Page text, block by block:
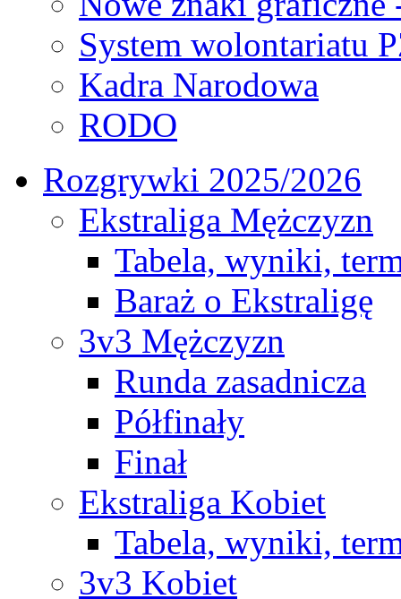
System wolontariatu
Kadra Narodowa
RODO
Rozgrywki 2025/2026
Ekstraliga Mężczyzn
Tabela, wyniki,
Baraż o Ekstraligę
3v3 Mężczyzn
Runda zasadnicza
Półfinały
Finał
Ekstraliga Kobiet
Tabela, wyniki,
3v3 Kobiet